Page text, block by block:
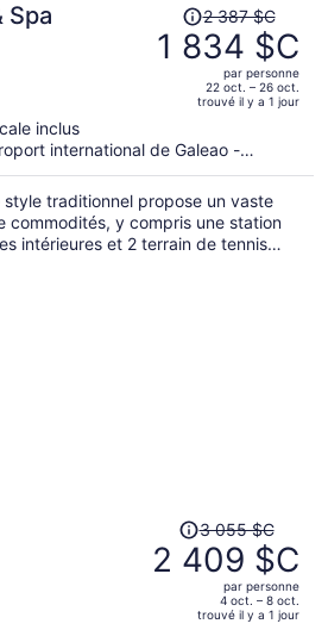
Spa
prix
était
de 2 387 $C,
maintenant
de 1 834 $C
par
personne.
2 387 $C
1 834 $C
par personne
22 oct. – 26 oct.
trouvé il y a 1 jour
inclus
international de Galeao -
traditionnel propose un vaste
commodités, y compris une station
intérieures et 2 terrain de tennis
prix
était
de 3 055 $C,
3 055 $C
2 409 $C
par personne
4 oct. – 8 oct.
trouvé il y a 1 jour